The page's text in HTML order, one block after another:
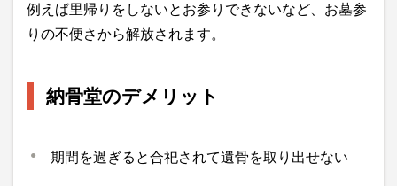
例えば里帰りをしないとお参りできないなど、お墓参
りの不便さから解放されます。
納骨堂のデメリット
期間を過ぎると合祀されて遺骨を取り出せない